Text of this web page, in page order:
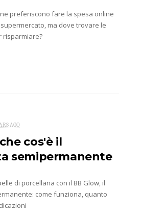
preferiscono fare la spesa online
ma dove trovare le
risparmiare?
AGO
cos'è il
semipermanente
di porcellana con il BB Glow, il
come funziona, quanto